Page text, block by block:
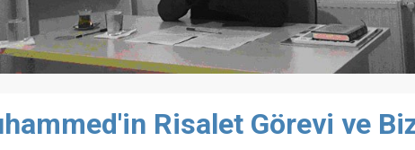
Risalet Görevi ve